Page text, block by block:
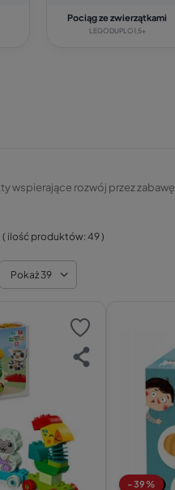
Pociąg ze zwierzątkami
LEGO DUPLO 1,5+
wspierające rozwój przez zabawę.
( ilość produktów: 49)
Pokaż 39
-39%